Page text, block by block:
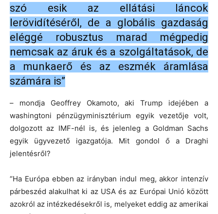
szó esik az ellátási láncok
lerövidítéséről, de a globális gazdaság
eléggé robusztus marad mégpedig
nemcsak az áruk és a szolgáltatások, de
a munkaerő és az eszmék áramlása
számára is”
– mondja Geoffrey Okamoto, aki Trump idejében a
washingtoni pénzügyminisztérium egyik vezetője volt,
dolgozott az IMF-nél is, és jelenleg a Goldman Sachs
egyik ügyvezető igazgatója. Mit gondol ő a Draghi
jelentésről?
“Ha Európa ebben az irányban indul meg, akkor intenzív
párbeszéd alakulhat ki az USA és az Európai Unió között
azokról az intézkedésekről is, melyeket eddig az amerikai